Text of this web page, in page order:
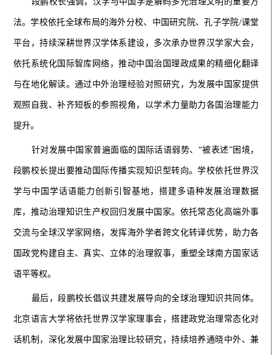
法。学校依托全球布局的海外分校、中国研究院、孔子学院/课堂
平台，持续深耕世界汉学体系建设，多次承办世界汉学家大会，
依托系统化国际智库网络，推动中国治国理政成果的精细化翻译
与在地化解读。通过中外治理经验对照研究，为发展中国家提供
观照自我、补齐短板的参照视角，以学术力量助力各国治理能力
提升。
针对发展中国家普遍面临的国际话语弱势、“被表述”困境，
段鹏校长提出要推动国际传播实现知识型转向。学校依托世界汉
学与中国学话语能力创新引智基地，搭建多语种发展治理数据
库，推动治理知识生产权回归发展中国家。依托常态化高端外事
交流与全球汉学家网络，发挥海外学者跨文化转译优势，助力各
国政党构建自主、真实、立体的治理叙事，重塑全球南方国家话
语平等权。
最后，段鹏校长倡议共建发展导向的全球治理知识共同体。
北京语言大学将依托世界汉学家理事会，搭建政党治理常态化对
话机制，深化发展中国家治理比较研究，持续培养通晓中外、兼